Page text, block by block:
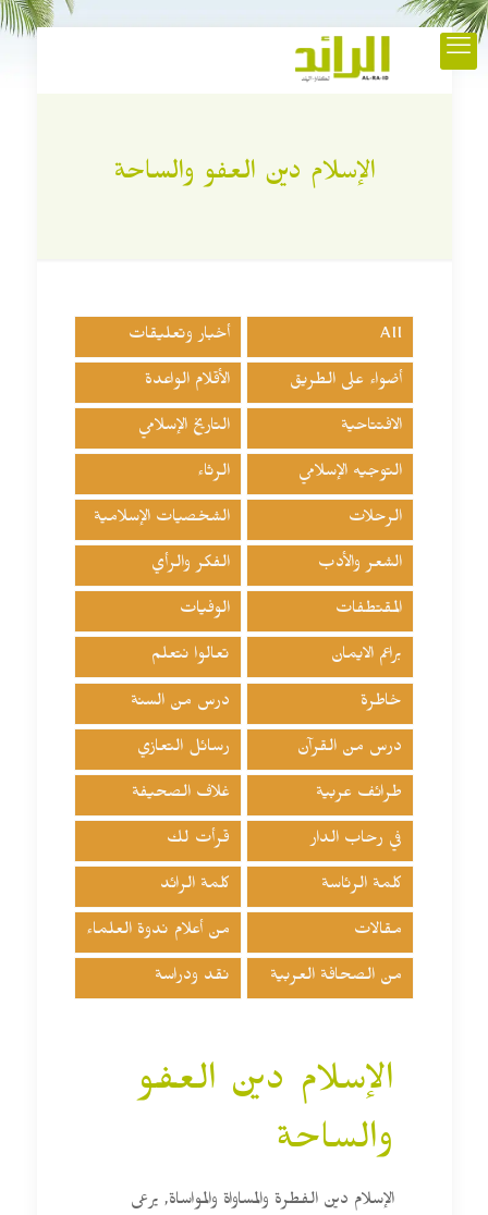
الإسلام دين العفو والساحة
All أخبار وتعليقات
أضواء على الطريق الأقلام الواعدة
الافتتاحية التاريخ الإسلامي
التوجيه الإسلامي الرثاء
الرحلات الشخصيات الإسلامية
الشعر والأدب الفكر والرأي
المقتطفات الوفيات
براعم الايمان تعالوا نتعلم
خاطرة درس من السنة
درس من القرآن رسائل التعازي
طرائف عربية غلاف الصحيفة
في رحاب الدار قرأت لك
كلمة الرئاسة كلمة الرائد
مقالات من أعلام ندوة العلماء
من الصحافة العربية نقد ودراسة
الإسلام دين العفو
والساحة
الإسلام دين الفطرة والمساواة والمواساة, يرعى